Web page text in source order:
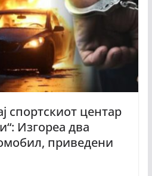
спортскиот центар
Изгореа два
приведени